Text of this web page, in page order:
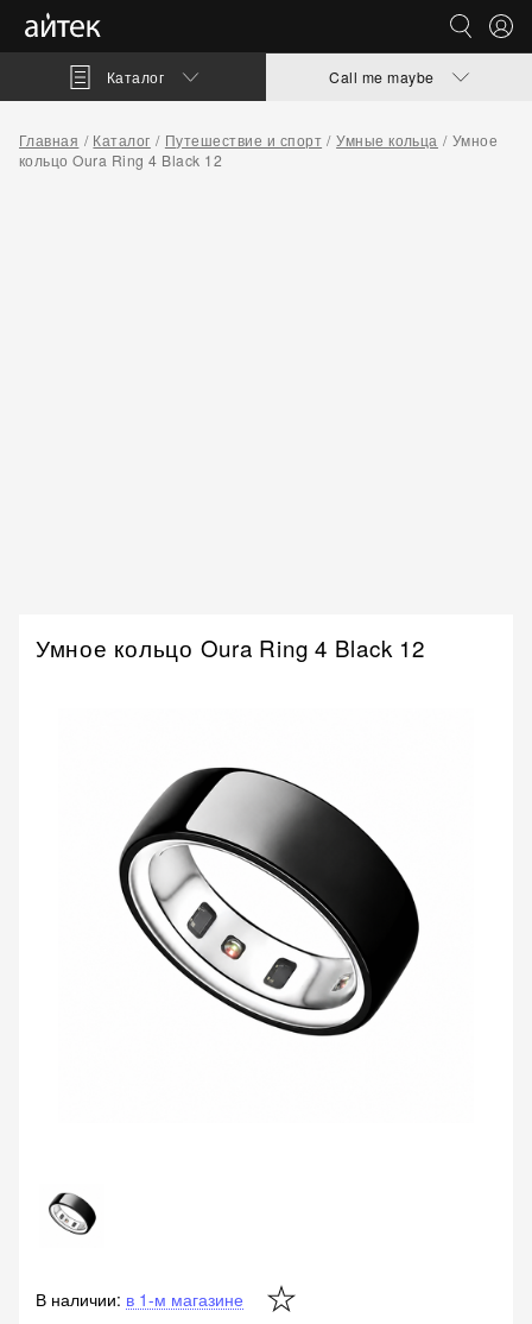
Call me maybe
Главная Каталог Путешествие и спорт Умные кольца
Умное
кольцо Oura Ring 4 Black 12
Каталог
Умное кольцо Oura Ring 4 Black 12
В наличии: в 1-м магазине